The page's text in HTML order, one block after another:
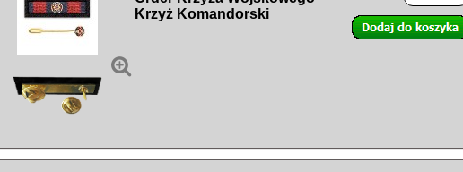

Krzyż Komandorski